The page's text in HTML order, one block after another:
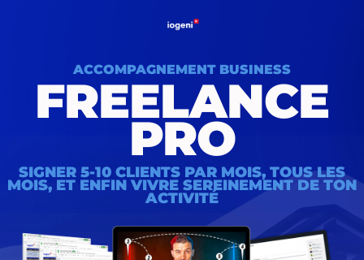
ACCOMPAGNEMENT BUSINESS
FREELANCE
PRO
SIGNER 5-10 CLIENTS PAR MOIS, TOUS LES
MOIS, ET ENFIN VIVRE SEREINEMENT DE TON
ACTIVITÉ